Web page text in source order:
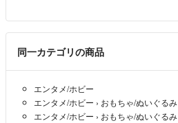
同一カテゴリの商品
エンタメ/ホビー
エンタメ/ホビー › おもちゃ/ぬいぐるみ
エンタメ/ホビー › おもちゃ/ぬいぐるみ